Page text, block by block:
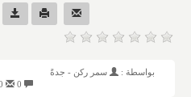
بواسطة :
سمر ركن - جدةً